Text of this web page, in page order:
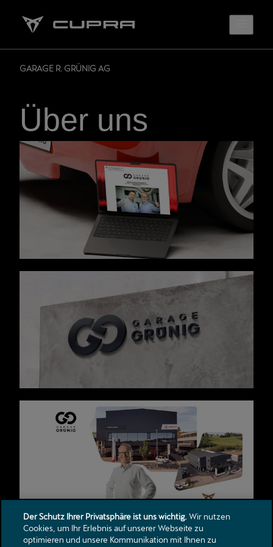
GARAGE R. GRÜNIG AG
Über uns
Der Schutz Ihrer Privatsphäre ist uns wichtig. Wir nutzen
Cookies, um Ihr Erlebnis auf unserer Webseite zu
optimieren und unsere Kommunikation mit Ihnen zu